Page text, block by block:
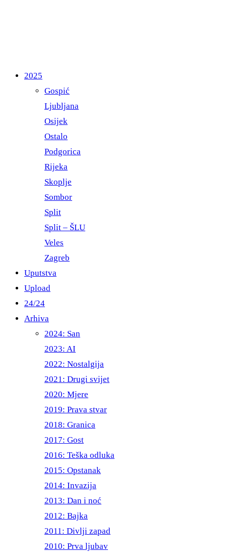
2025
Gospić
Ljubljana
Osijek
Ostalo
Podgorica
Rijeka
Skoplje
Sombor
Split
Split – ŠLU
Veles
Zagreb
Uputstva
Upload
24/24
Arhiva
2024: San
2023: AI
2022: Nostalgija
2021: Drugi svijet
2020: Mjere
2019: Prava stvar
2018: Granica
2017: Gost
2016: Teška odluka
2015: Opstanak
2014: Invazija
2013: Dan i noć
2012: Bajka
2011: Divlji zapad
2010: Prva ljubav